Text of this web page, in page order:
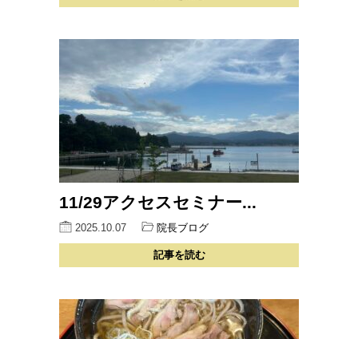
11/29アクセスセミナー...
2025.10.07 院長ブログ
記事を読む